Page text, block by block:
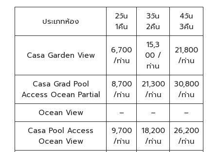
ประเภทห้อง
2วัน
1คืน
3วัน
2คืน
4วัน
3คืน
Casa Garden View
6,700
/ท่าน
15,3
00 /
ท่าน
21,800
/ท่าน
Casa Grad Pool
Access Ocean Partial
8,700
/ท่าน
21,300
/ท่าน
30,800
/ท่าน
Ocean View
– –
–
Casa Pool Access
Ocean View
9,700
/ท่าน
18,200
/ท่าน
26,200
/ท่าน